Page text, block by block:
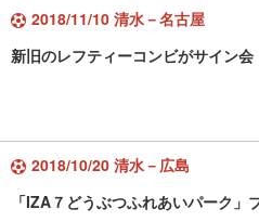
2018/11/10 清水－名古屋
新旧のレフティーコンビがサイン会
2018/10/20 清水－広島
「IZA７どうぶつふれあいパーク」